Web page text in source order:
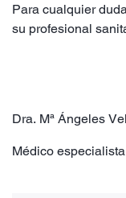
Para cualquier
su profesional
Dra. Mª Ángeles
Médico